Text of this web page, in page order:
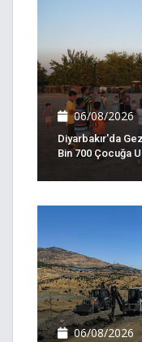
06/08/2026
Diyarbakır'da
Bin 700 Çocuğa
06/08/2026